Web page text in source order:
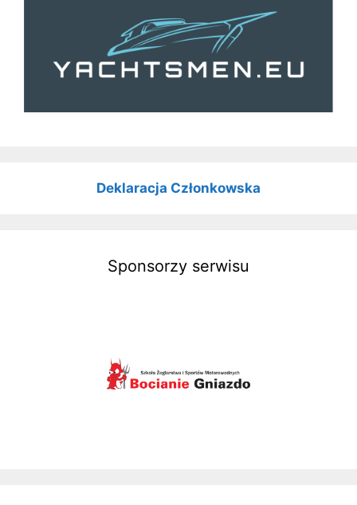
Deklaracja Członkowska
Sponsorzy serwisu